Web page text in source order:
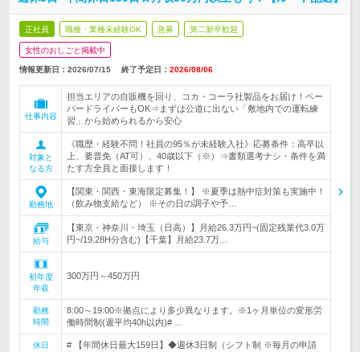
正社員 職種・業種未経験OK 急募 第二新卒歓迎
女性のおしごと掲載中
情報更新日：2026/07/15 終了予定日： 2026/08/06
仕事内容
担当エリアの自販機を回り、コカ・コーラ社製品をお届け！ペー
パードライバーもOK⇒まずは公道に出ない「敷地内での運転練
習」から始められるから安心
対象と
なる方
《職歴・経験不問！社員の95％が未経験入社》応募条件：高卒以
上、要普免（AT可）、40歳以下（※）⇒書類選考ナシ・条件を満
たす方全員と面接します！
勤務地
【関東・関西・東海限定募集！】 ※夏季は熱中症対策も実施中！
（飲み物支給など） ※その日の調子や予…
給与
【東京・神奈川・埼玉（日高）】月給26.3万円~(固定残業代3.0万
円~/19.28H分含む)【千葉】月給23.7万…
初年度
年収
300万円～450万円
勤務
時間
8:00～19:00※拠点により多少異なります。※1ヶ月単位の変形労
働時間制(週平均40h以内)# …
休日 # 【年間休日最大159日】◆週休3日制（シフト制 ※毎月の申請